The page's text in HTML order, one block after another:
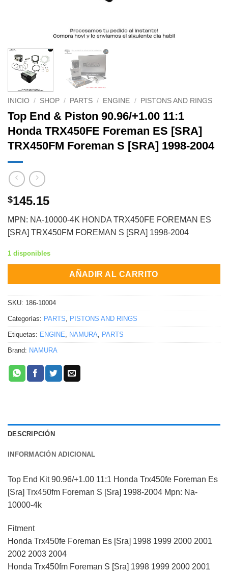
INICIO / SHOP / PARTS / ENGINE / PISTONS AND RINGS
Top End & Piston 90.96/+1.00 11:1
Honda TRX450FE Foreman ES [SRA]
TRX450FM Foreman S [SRA] 1998-2004
$145.15
MPN: NA-10000-4K HONDA TRX450FE FOREMAN ES
[SRA] TRX450FM FOREMAN S [SRA] 1998-2004
1 disponibles
AÑADIR AL CARRITO
SKU: 186-10004
Categorías: PARTS PISTONS AND RINGS
Etiquetas: ENGINE NAMURA PARTS
Brand: NAMURA
DESCRIPCIÓN
INFORMACIÓN ADICIONAL
Top End Kit 90.96/+1.00 11:1 Honda Trx450fe Foreman Es
[Sra] Trx450fm Foreman S [Sra] 1998-2004 Mpn: Na-
10000-4k
Fitment
Honda Trx450fe Foreman Es [Sra] 1998 1999 2000 2001
2002 2003 2004
Honda Trx450fm Foreman S [Sra] 1998 1999 2000 2001